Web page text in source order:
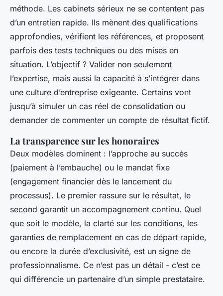
méthode. Les cabinets sérieux ne se contentent pas
d’un entretien rapide. Ils mènent des qualifications
approfondies, vérifient les références, et proposent
parfois des tests techniques ou des mises en
situation. L’objectif ? Valider non seulement
l’expertise, mais aussi la capacité à s’intégrer dans
une culture d’entreprise exigeante. Certains vont
jusqu’à simuler un cas réel de consolidation ou
demander de commenter un compte de résultat fictif.
La transparence sur les honoraires
Deux modèles dominent : l’approche au succès
(paiement à l’embauche) ou le mandat fixe
(engagement financier dès le lancement du
processus). Le premier rassure sur le résultat, le
second garantit un accompagnement continu. Quel
que soit le modèle, la clarté sur les conditions, les
garanties de remplacement en cas de départ rapide,
ou encore la durée d’exclusivité, est un signe de
professionnalisme. Ce n’est pas un détail - c’est ce
qui différencie un partenaire d’un simple prestataire.